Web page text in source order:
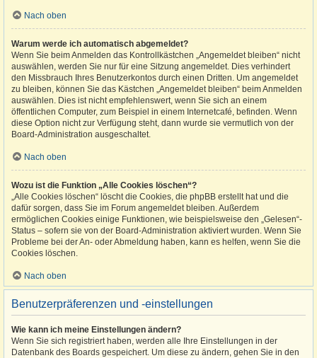
Nach oben
Warum werde ich automatisch abgemeldet?
Wenn Sie beim Anmelden das Kontrollkästchen „Angemeldet bleiben“ nicht
auswählen, werden Sie nur für eine Sitzung angemeldet. Dies verhindert
den Missbrauch Ihres Benutzerkontos durch einen Dritten. Um angemeldet
zu bleiben, können Sie das Kästchen „Angemeldet bleiben“ beim Anmelden
auswählen. Dies ist nicht empfehlenswert, wenn Sie sich an einem
öffentlichen Computer, zum Beispiel in einem Internetcafé, befinden. Wenn
diese Option nicht zur Verfügung steht, dann wurde sie vermutlich von der
Board-Administration ausgeschaltet.
Nach oben
Wozu ist die Funktion „Alle Cookies löschen“?
„Alle Cookies löschen“ löscht die Cookies, die phpBB erstellt hat und die
dafür sorgen, dass Sie im Forum angemeldet bleiben. Außerdem
ermöglichen Cookies einige Funktionen, wie beispielsweise den „Gelesen“-
Status – sofern sie von der Board-Administration aktiviert wurden. Wenn Sie
Probleme bei der An- oder Abmeldung haben, kann es helfen, wenn Sie die
Cookies löschen.
Nach oben
Benutzerpräferenzen und -einstellungen
Wie kann ich meine Einstellungen ändern?
Wenn Sie sich registriert haben, werden alle Ihre Einstellungen in der
Datenbank des Boards gespeichert. Um diese zu ändern, gehen Sie in den